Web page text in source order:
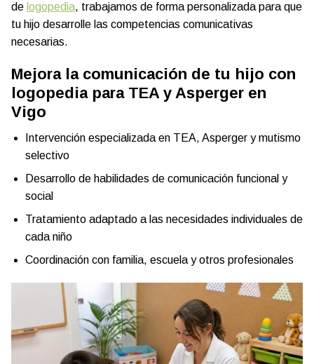
de logopedia, trabajamos de forma personalizada para que
tu hijo desarrolle las competencias comunicativas
necesarias.
Mejora la comunicación de tu hijo con
logopedia para TEA y Asperger en
Vigo
Intervención especializada en TEA, Asperger y mutismo
selectivo
Desarrollo de habilidades de comunicación funcional y
social
Tratamiento adaptado a las necesidades individuales de
cada niño
Coordinación con familia, escuela y otros profesionales